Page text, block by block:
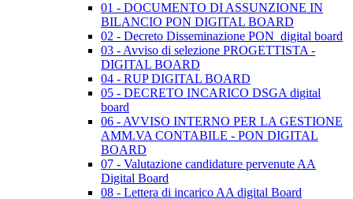
01 - DOCUMENTO DI ASSUNZIONE IN
BILANCIO PON DIGITAL BOARD
02 - Decreto Disseminazione PON_digital board
03 - Avviso di selezione PROGETTISTA -
DIGITAL BOARD
04 - RUP DIGITAL BOARD
05 - DECRETO INCARICO DSGA digital
board
06 - AVVISO INTERNO PER LA GESTIONE
AMM.VA CONTABILE - PON DIGITAL
BOARD
07 - Valutazione candidature pervenute AA
Digital Board
08 - Lettera di incarico AA digital Board